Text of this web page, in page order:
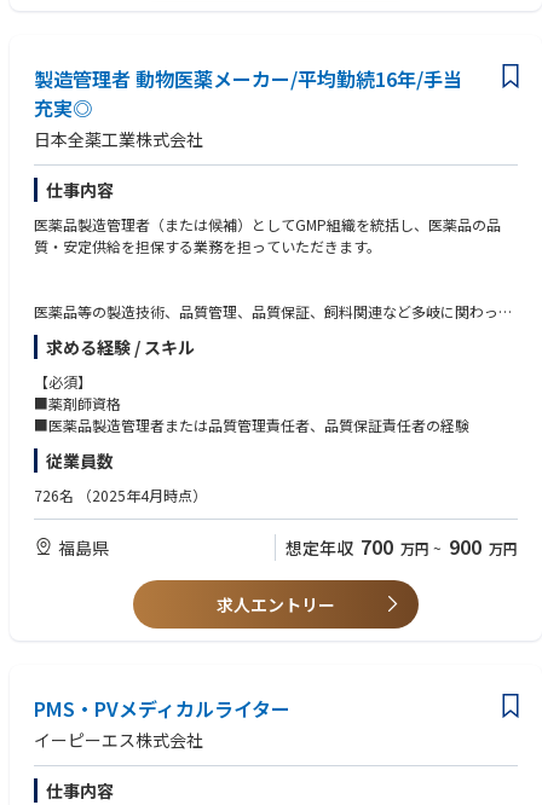
h science field.
能力
•Regulatory Knowledge: Solid working knowledge of Japanese regulator
y requirements (J-GPSP, GVP) and relevant guidelines applicable to the p
lanning and execution of pharmacoepidemiology studies and post-mar
keting surveillance.
•Cost-effectiveness & Budgeting: Ability to plan and manage project bud
gets and optimize resource allocation. Or, the ability to propose strategi
•Drug Development Knowledge: Broad knowledge of drug development
and lifecycle management (LCM).
他部門・他の営業グループとの連携・協力体制の構築
• 各プロジェクトにおける関係他部門との連携、チーム体制の構築
• プロジェクトチームの業務進行管理
• プロジェクトマネジメントスキル
• 売上・利益の管理、分析能力
製造管理者 動物医薬メーカー/平均勤続16年/手当
充実◎
日本全薬工業株式会社
仕事内容
医薬品製造管理者（または候補）としてGMP組織を統括し、医薬品の品
質・安定供給を担保する業務を担っていただきます。
医薬品等の製造技術、品質管理、品質保証、飼料関連など多岐に関わって
いただく予定です。
【具体的には】
■GMPに基づく手順書・基準書等の作成・改訂
■顧客・行政による監査・査察への対応
■薬機法に基づく各種届出・申請の実施、自己点検の実施など
■製造管理者候補の育成業務 ■改善検討業務ほか
求める経験 / スキル
【必須】
■薬剤師資格
■医薬品製造管理者または品質管理責任者、品質保証責任者の経験
従業員数
726名 （2025年4月時点）
福島県 想定年収 700 万円 ~ 900 万円
求人エントリー
PMS・PVメディカルライター
イーピーエス株式会社
仕事内容